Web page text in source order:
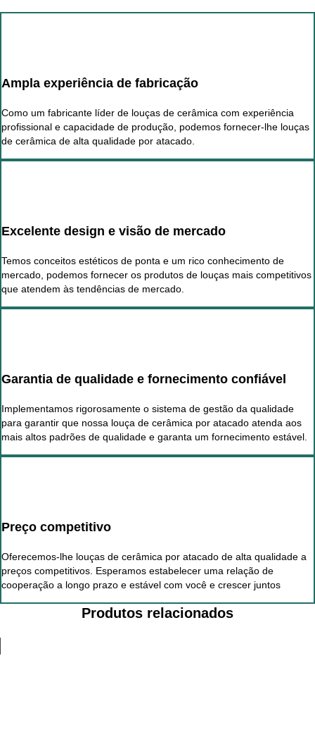
Ampla experiência de fabricação
Como um fabricante líder de louças de cerâmica com experiência
profissional e capacidade de produção, podemos fornecer-lhe louças
de cerâmica de alta qualidade por atacado.
Excelente design e visão de mercado
Temos conceitos estéticos de ponta e um rico conhecimento de
mercado, podemos fornecer os produtos de louças mais competitivos
que atendem às tendências de mercado.
Garantia de qualidade e fornecimento confiável
Implementamos rigorosamente o sistema de gestão da qualidade
para garantir que nossa louça de cerâmica por atacado atenda aos
mais altos padrões de qualidade e garanta um fornecimento estável.
Preço competitivo
Oferecemos-lhe louças de cerâmica por atacado de alta qualidade a
preços competitivos. Esperamos estabelecer uma relação de
cooperação a longo prazo e estável com você e crescer juntos
Produtos relacionados